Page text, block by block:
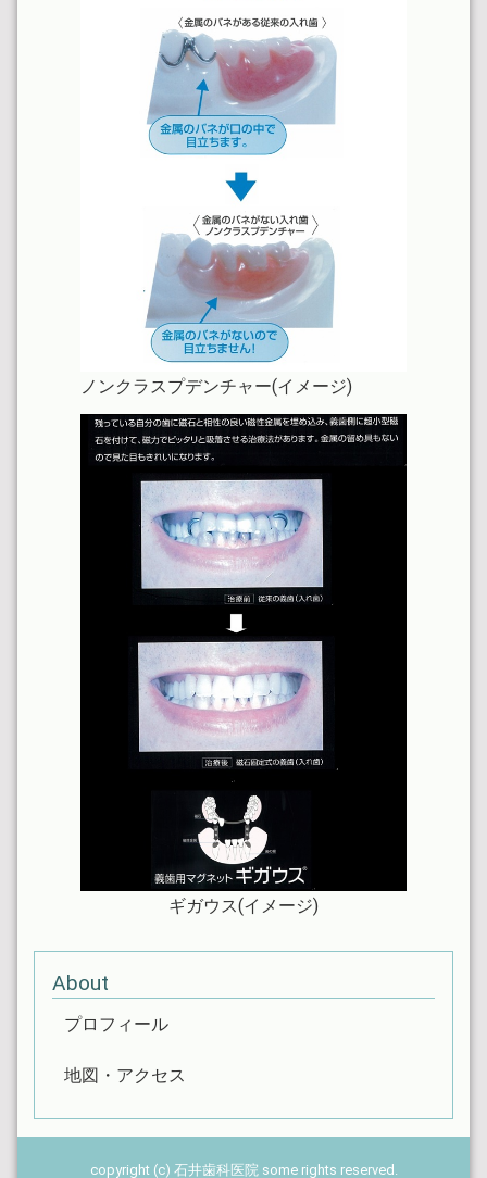
ノンクラスプデンチャー(イメージ)
ギガウス(イメージ)
About
プロフィール
地図・アクセス
copyright (c) 石井歯科医院 some rights reserved.